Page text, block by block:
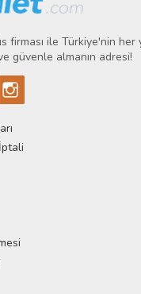
firması ile Türkiye'nin her
güvenle almanın adresi!